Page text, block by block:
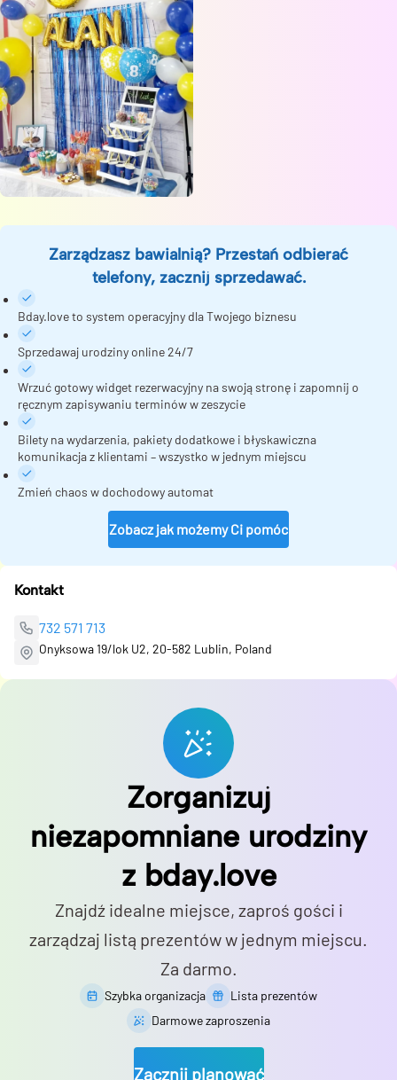
Zarządzasz bawialnią? Przestań odbierać
telefony, zacznij sprzedawać.
Bday.love to system operacyjny dla Twojego biznesu
Sprzedawaj urodziny online 24/7
Wrzuć gotowy widget rezerwacyjny na swoją stronę i zapomnij o
ręcznym zapisywaniu terminów w zeszycie
Bilety na wydarzenia, pakiety dodatkowe i błyskawiczna
komunikacja z klientami – wszystko w jednym miejscu
Zmień chaos w dochodowy automat
Zobacz jak możemy Ci pomóc
Kontakt
732 571 713
Onyksowa 19/lok U2, 20-582 Lublin, Poland
Zorganizuj
niezapomniane urodziny
z bday.love
Znajdź idealne miejsce, zaproś gości i
zarządzaj listą prezentów w jednym miejscu.
Za darmo.
Szybka organizacja
Lista prezentów
Darmowe zaproszenia
Zacznij planować